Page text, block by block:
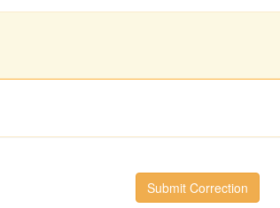
Submit Correction